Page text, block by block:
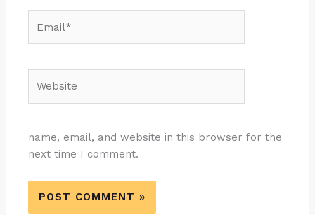
name, email, and website in this browser for the
next time I comment.